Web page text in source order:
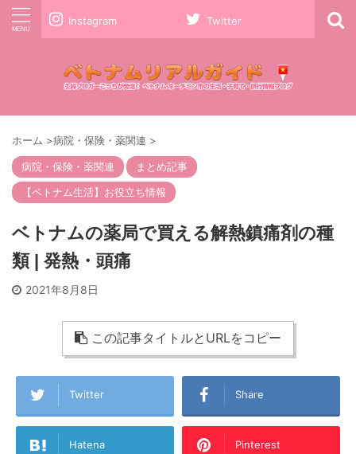
Instagram Twitter
ホーム >病院・保険・薬関連 >
病院・保険・薬関連
まとめ記事
【ベトナム生活】お役立ち情報
ベトナムの薬局で買える解熱鎮痛剤の種
類 | 発熱・頭痛
2021年8月8日
この記事タイトルとURLをコピー
Twitter Share
Hatena Pinterest